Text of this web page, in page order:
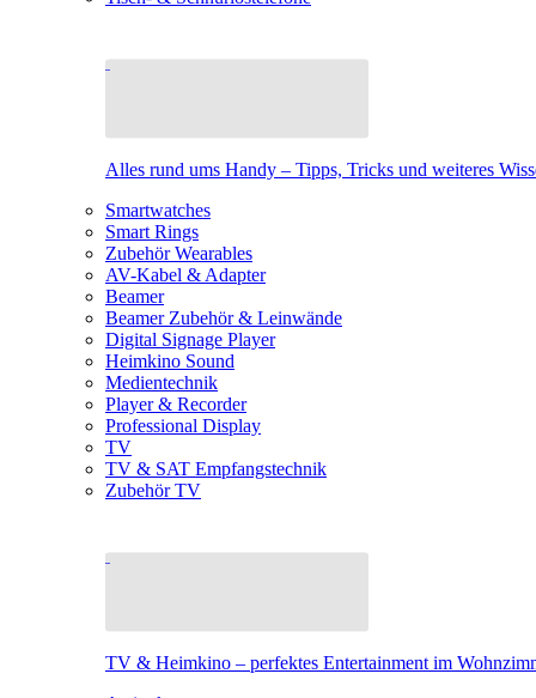
Alles rund ums Handy – Tipps, Tricks und weiteres
Smartwatches
Smart Rings
Zubehör Wearables
AV-Kabel & Adapter
Beamer
Beamer Zubehör & Leinwände
Digital Signage Player
Heimkino Sound
Medientechnik
Player & Recorder
Professional Display
TV
TV & SAT Empfangstechnik
Zubehör TV
TV & Heimkino – perfektes Entertainment im